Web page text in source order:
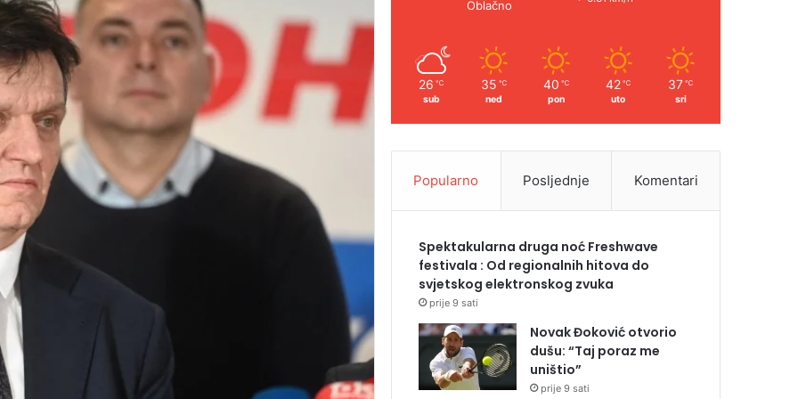
Oblačno
26 ℃
sub
35 ℃
ned
40 ℃
pon
42 ℃
uto
37 ℃
sri
Popularno Posljednje Komentari
Spektakularna druga noć Freshwave
festivala : Od regionalnih hitova do
svjetskog elektronskog zvuka
prije 9 sati
Novak Đoković otvorio
dušu: “Taj poraz me
uništio”
prije 9 sati